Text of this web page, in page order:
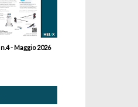
n.4 - Maggio 2026